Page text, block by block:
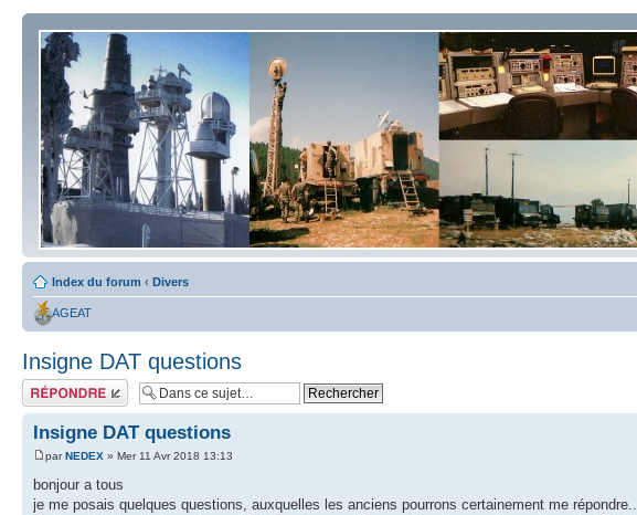
Index du forum ‹ Divers
AGEAT
Insigne DAT questions
Répondre
Insigne DAT questions
parNEDEX » Mer 11 Avr 2018 13:13
bonjour a tous
je me posais quelques questions, auxquelles les anciens pourrons certainement me répondre..